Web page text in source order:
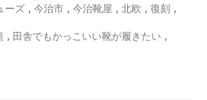
ーズ ,今治市 ,今治靴屋 ,北欧 ,復刻 ,
, 田舎でもかっこいい靴が履きたい ,